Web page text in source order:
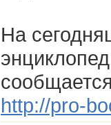
На
http://pro-